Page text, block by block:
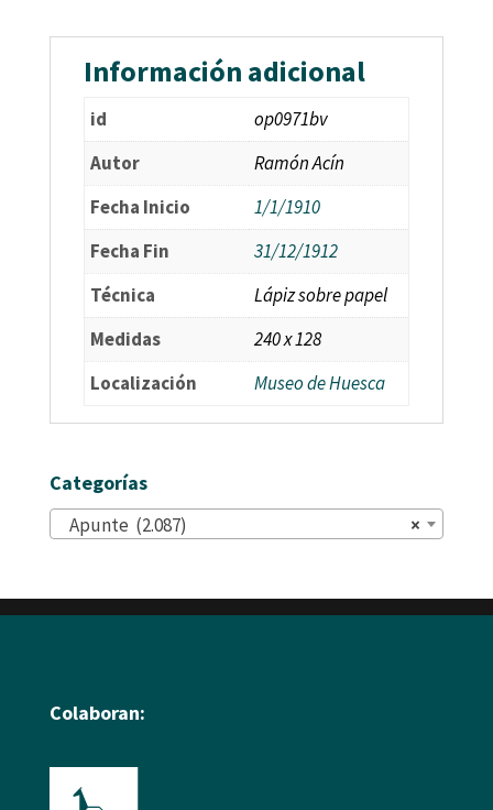
Información adicional
id
op0971bv
Autor
Ramón Acín
Fecha Inicio
1/1/1910
Fecha Fin
31/12/1912
Técnica
Lápiz sobre papel
Medidas
240 x 128
Localización
Museo de Huesca
Categorías
×
Apunte (2.087)
Colaboran: